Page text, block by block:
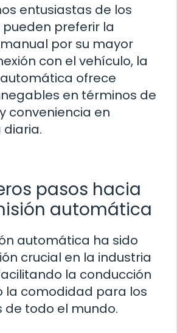
entusiastas de los
preferir la
por su mayor
con el vehículo, la
ofrece
en términos de
conveniencia en
diaria.
pasos hacia
automática
automática ha sido
crucial en la industria
la conducción
la comodidad para los
de todo el mundo.